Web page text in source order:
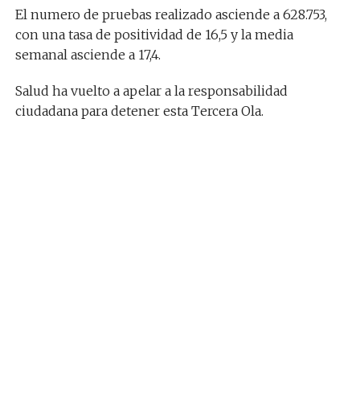
El numero de pruebas realizado asciende a 628.753,
con una tasa de positividad de 16,5 y la media
semanal asciende a 17,4.
Salud ha vuelto a apelar a la responsabilidad
ciudadana para detener esta Tercera Ola.